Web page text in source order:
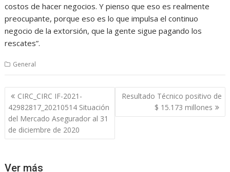
costos de hacer negocios. Y pienso que eso es realmente
preocupante, porque eso es lo que impulsa el continuo
negocio de la extorsión, que la gente sigue pagando los
rescates”.
General
Navegación
de
entradas
CIRC_CIRC IF-2021-
42982817_20210514 Situación
del Mercado Asegurador al 31
de diciembre de 2020
Resultado Técnico positivo de
$ 15.173 millones
Ver más